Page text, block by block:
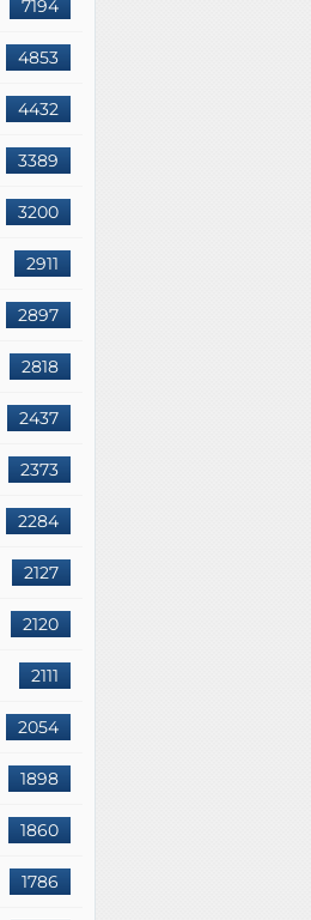
7194
4853
4432
3389
3200
2911
2897
2818
2437
2373
2284
2127
2120
2111
2054
1898
1860
1786